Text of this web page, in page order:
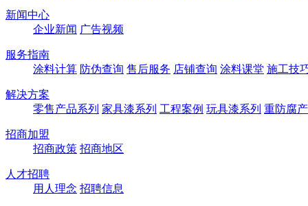
新闻中心
企业新闻 广告视频
服务指南
涂料计算 防伪查询 售后服务 店铺查询 涂料课堂 施工技
解决方案
零售产品系列 家具漆系列 工程案例 玩具漆系列 重防腐
招商加盟
招商政策 招商地区
人才招聘
用人理念 招聘信息